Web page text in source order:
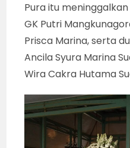
Pura itu
GK Putri
Prisca Marina, serta
Ancila Syura Marina
Wira Cakra Hutama